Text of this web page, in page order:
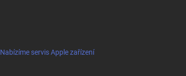
Nabízíme servis Apple zařízení